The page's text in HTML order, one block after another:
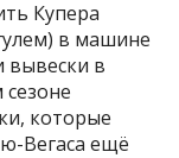
Купера
в машине
вывески в
которые
Вегаса ещё